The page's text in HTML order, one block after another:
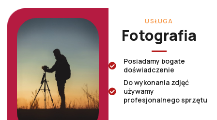
USŁUGA
Fotografia
Posiadamy bogate
doświadczenie
Do wykonania zdjęć
używamy
profesjonalnego sprzętu